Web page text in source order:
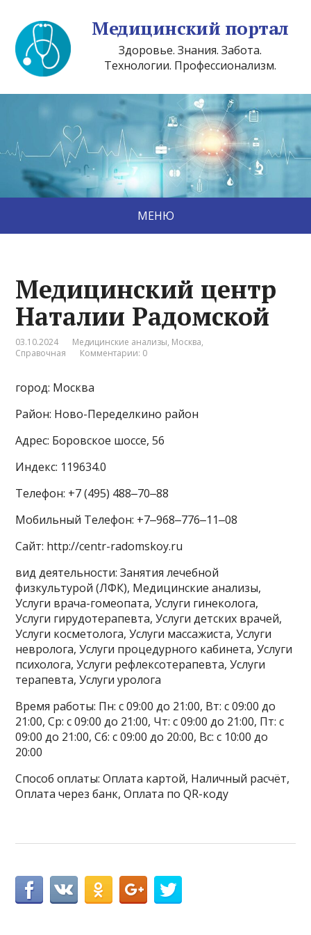
Медицинский портал
Здоровье. Знания. Забота.
Технологии. Профессионализм.
МЕНЮ
Медицинский центр
Наталии Радомской
03.10.2024 Медицинские анализы, Москва,
Справочная
Комментарии: 0
город: Москва
Район: Ново-Переделкино район
Адрес: Боровское шоссе, 56
Индекс: 119634.0
Телефон: +7 (495) 488‒70‒88
Мобильный Телефон: +7‒968‒776‒11‒08
Сайт: http://centr-radomskoy.ru
вид деятельности: Занятия лечебной
физкультурой (ЛФК), Медицинские анализы,
Услуги врача-гомеопата, Услуги гинеколога,
Услуги гирудотерапевта, Услуги детских врачей,
Услуги косметолога, Услуги массажиста, Услуги
невролога, Услуги процедурного кабинета, Услуги
психолога, Услуги рефлексотерапевта, Услуги
терапевта, Услуги уролога
Время работы: Пн: с 09:00 до 21:00, Вт: с 09:00 до
21:00, Ср: с 09:00 до 21:00, Чт: с 09:00 до 21:00, Пт: с
09:00 до 21:00, Сб: с 09:00 до 20:00, Вс: с 10:00 до
20:00
Способ оплаты: Оплата картой, Наличный расчёт,
Оплата через банк, Оплата по QR-коду